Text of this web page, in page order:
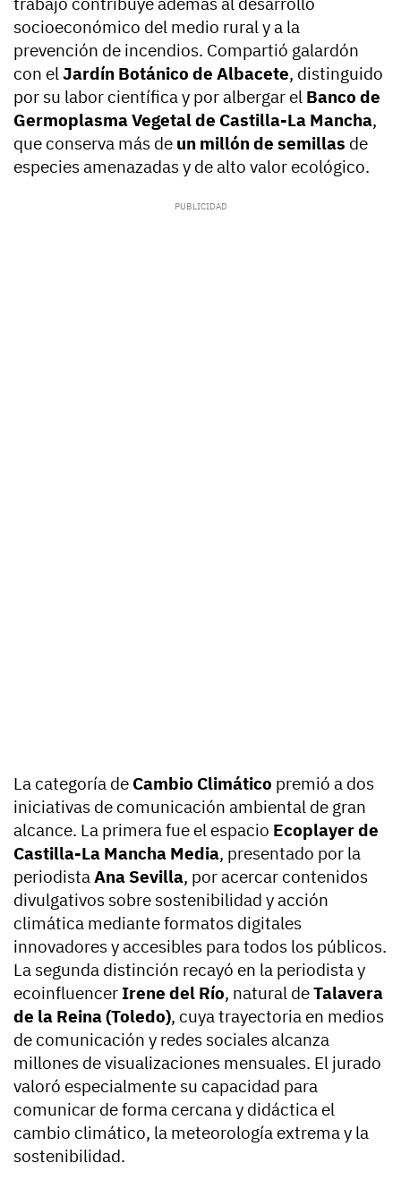
socioeconómico del medio rural y a la
prevención de incendios. Compartió galardón
con elJardín Botánico de Albacete, distinguido
por su labor científica y por albergar el Banco de
Germoplasma Vegetal de Castilla-La Mancha,
que conserva más de un millón de semillas de
especies amenazadas y de alto valor ecológico.
La categoría de Cambio Climático premió a dos
iniciativas de comunicación ambiental de gran
alcance. La primera fue el espacio Ecoplayer de
Castilla-La Mancha Media, presentado por la
periodistaAna Sevilla, por acercar contenidos
divulgativos sobre sostenibilidad y acción
climática mediante formatos digitales
innovadores y accesibles para todos los públicos.
La segunda distinción recayó en la periodista y
ecoinfluencer Irene del Río, natural deTalavera
de la Reina (Toledo), cuya trayectoria en medios
de comunicación y redes sociales alcanza
millones de visualizaciones mensuales. El jurado
valoró especialmente su capacidad para
comunicar de forma cercana y didáctica el
cambio climático, la meteorología extrema y la
sostenibilidad.